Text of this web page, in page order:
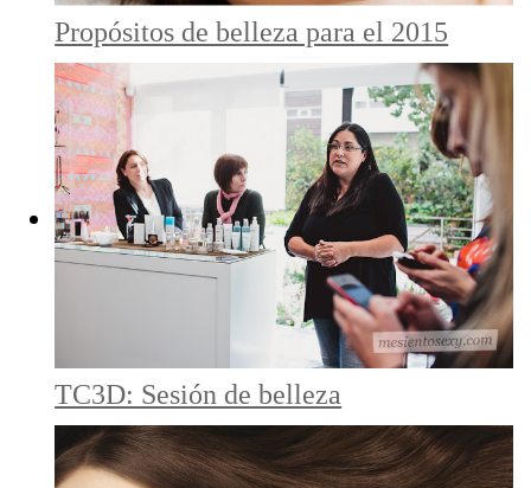
Propósitos de belleza para el 2015
TC3D: Sesión de belleza